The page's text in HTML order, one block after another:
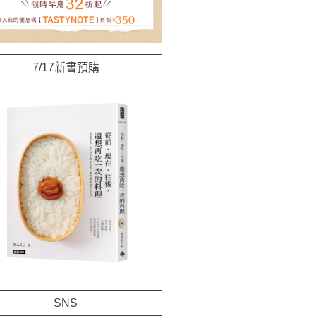
7/17新書預購
SNS